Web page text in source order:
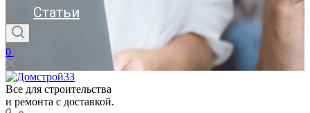
Статьи
0
Все для строительства
и ремонта с доставкой.